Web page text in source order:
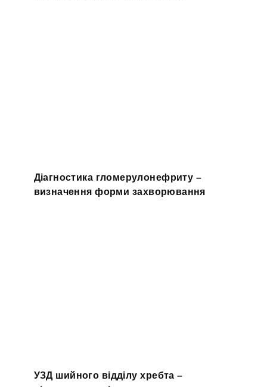
Діагностика гломерулонефриту –
визначення форми захворювання
УЗД шийного відділу хребта –